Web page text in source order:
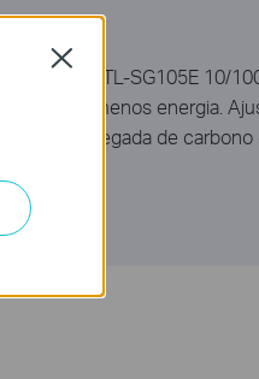
Gigabit TL-SG105E 10/
muito menos energia.
a pegada de carbono
Close